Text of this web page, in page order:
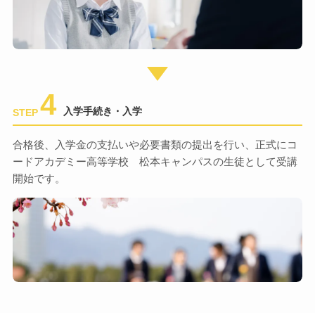
STEP4 入学手続き・入学
合格後、入学金の支払いや必要書類の提出を行い、正式にコ
ードアカデミー高等学校 松本キャンパスの生徒として受講
開始です。